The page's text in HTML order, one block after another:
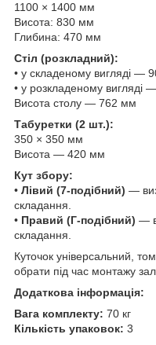
1100 × 1400 мм
Висота: 830 мм
Глибина: 470 мм
Стіл (розкладний):
• у складеному вигляді —
• у розкладеному вигляді
Висота столу — 762 мм
Табуретки (2 шт.):
350 × 350 мм
Висота — 420 мм
Кут збору:
• Лівий (7-подібний) —
складання.
• Правий (Г-подібний) —
складання.
Куточок універсальний,
обрати під час монтажу
Додаткова інформація:
Вага комплекту: 70 кг
Кількість упаковок: 3